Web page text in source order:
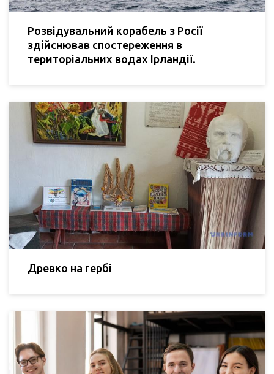
Розвідувальний корабель з Росії
здійснював спостереження в
територіальних водах Ірландії.
Древко на гербі